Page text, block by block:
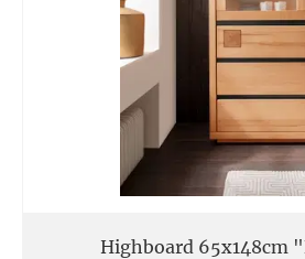
Highboard 65x148cm